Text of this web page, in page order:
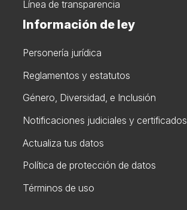
Línea de transparencia
Información de ley
Personería jurídica
Reglamentos y estatutos
Género, Diversidad, e Inclusión
Notificaciones judiciales y certificados
Actualiza tus datos
Política de protección de datos
Términos de uso